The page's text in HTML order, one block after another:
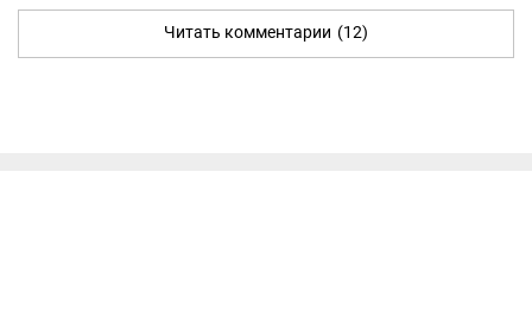
Читать комментарии (12)